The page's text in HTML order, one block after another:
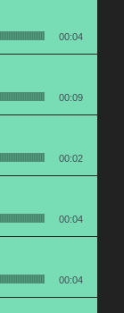
00:04
00:09
00:02
00:04
00:04